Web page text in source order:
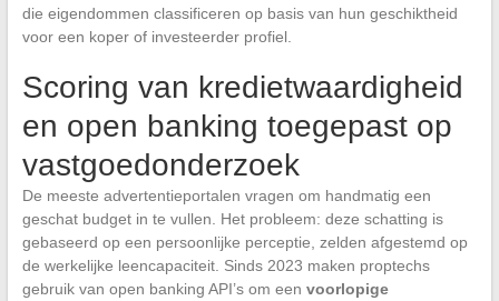
die eigendommen classificeren op basis van hun geschiktheid
voor een koper of investeerder profiel.
Scoring van kredietwaardigheid
en open banking toegepast op
vastgoedonderzoek
De meeste advertentieportalen vragen om handmatig een
geschat budget in te vullen. Het probleem: deze schatting is
gebaseerd op een persoonlijke perceptie, zelden afgestemd op
de werkelijke leencapaciteit. Sinds 2023 maken proptechs
gebruik van open banking API’s om een voorlopige